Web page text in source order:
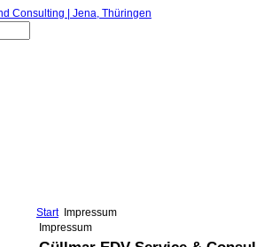
Start
Impressum
Impressum